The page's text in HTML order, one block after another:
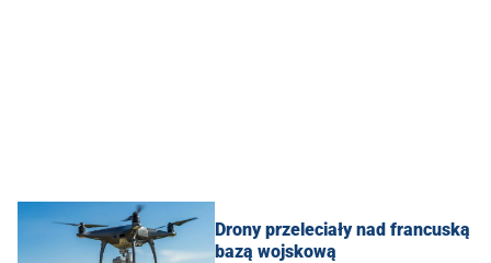
Drony przeleciały nad francuską
bazą wojskową